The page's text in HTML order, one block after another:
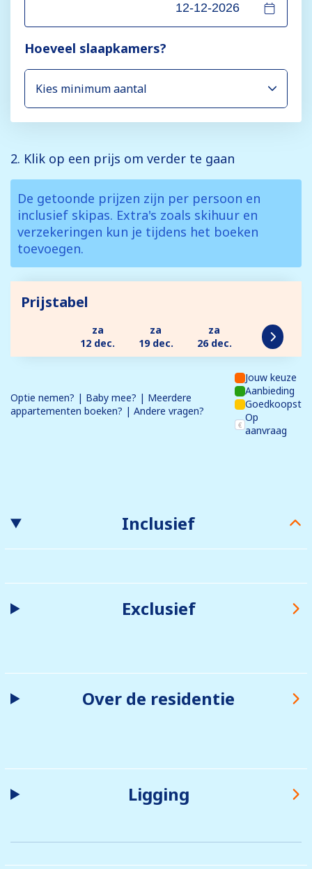
Hoeveel slaapkamers?
2. Klik op een prijs om verder te gaan
De getoonde prijzen zijn per persoon en
inclusief skipas. Extra's zoals skihuur en
verzekeringen kun je tijdens het boeken
toevoegen.
Prijstabel
za
12 dec.
za
19 dec.
za
26 dec.
Optie nemen? | Baby mee? | Meerdere
appartementen boeken? | Andere vragen?
Jouw keuze
Aanbieding
Goedkoopst
Op
aanvraag
Inclusief
Exclusief
Over de residentie
Ligging